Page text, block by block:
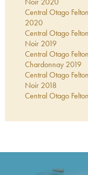
Central Otago
2020
Central Otago
Noir 2019
Central Otago
Chardonnay 2019
Central Otago
Noir 2018
Central Otago
2015